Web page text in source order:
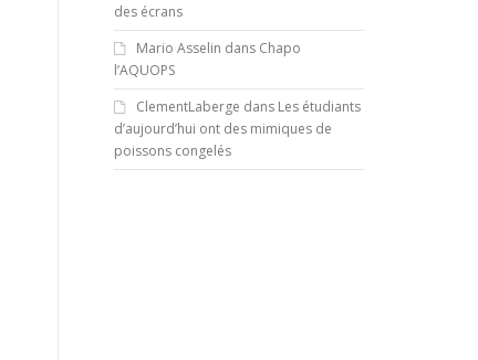
des écrans
Mario Asselin dans Chapo
l’AQUOPS
ClementLaberge dans Les étudiants
d’aujourd’hui ont des mimiques de
poissons congelés